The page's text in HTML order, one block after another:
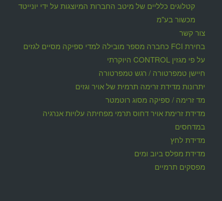
קטלוגים כלליים של מיטב החברות המיוצגות על ידי יונייטד
מכשור בע"מ
צור קשר
בחירת FCI כחברה מספר מובילה למדי ספיקה מסיים לגזים
על פי מגזין CONTROL היוקרתי
חיישן טמפרטורה / רגש טמפרטורה
יתרונות מדידת זרימה תרמית של אויר וגזים
מד זרימה / ספיקה מסוג רוטמטר
מדידת זרימת אויר דחוס תרמי מפחיתה עלויות אנרגיה
במדחסים
מדידת לחץ
מדידת מפלס ביוב ומים
מפסקים תרמיים